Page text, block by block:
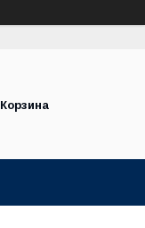
Корзина